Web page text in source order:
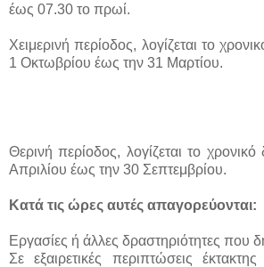
έως 07.30 το πρωί.
Χειμερινή περίοδος, λογίζεται το
1 Οκτωβρίου έως την 31 Μαρτίου.
Θερινή περίοδος, λογίζεται το
Απριλίου έως την 30 Σεπτεμβρίου.
Κατά τις ώρες αυτές απαγορεύονται:
Εργασίες ή άλλες δραστηριότητες που
Σε εξαιρετικές περιπτώσεις